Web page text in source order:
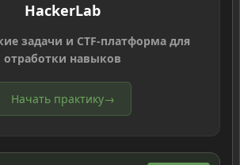
HackerLab
задачи и CTF-платформа для
отработки навыков
Начать практику→